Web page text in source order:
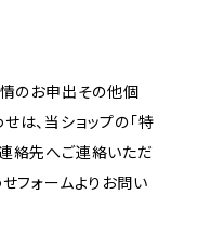
情のお申出その他個
は、当ショップの「特
絡先へご連絡いただ
フォームよりお問い